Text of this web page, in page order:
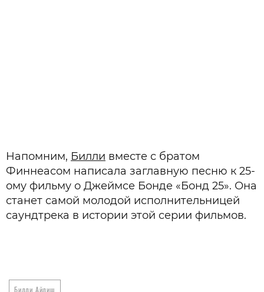
Напомним, Билли вместе с братом
Финнеасом написала заглавную песню к 25-
ому фильму о Джеймсе Бонде «Бонд 25». Она
станет самой молодой исполнительницей
саундтрека в истории этой серии фильмов.
Билли Айлиш